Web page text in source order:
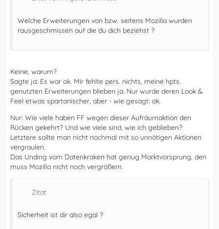
Welche Erweiterungen von bzw. seitens Mozilla wurden
rausgeschmissen auf die du dich beziehst ?
Keine, warum?
Sagte ja: Es war ok. Mir fehlte pers. nichts, meine hpts.
genutzten Erweiterungen blieben ja. Nur wurde deren Look &
Feel etwas spartanischer, aber - wie gesagt: ok.
Nur: Wie viele haben FF wegen dieser Aufräumaktion den
Rücken gekehrt? Und wie viele sind, wie ich geblieben?
Letztere sollte man nicht nochmal mit so unnötigen Aktionen
vergraulen.
Das Unding vom Datenkraken hat genug Marktvorsprung, den
muss Mozilla nicht noch vergrößern.
Zitat
Sicherheit ist dir also egal ?